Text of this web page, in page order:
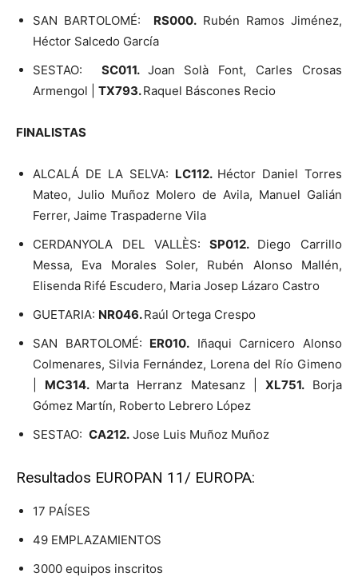
SAN BARTOLOMÉ: RS000. Rubén Ramos Jiménez,
Héctor Salcedo García
SESTAO: SC011. Joan Solà Font, Carles Crosas
Armengol | TX793.Raquel Báscones Recio
FINALISTAS
ALCALÁ DE LA SELVA: LC112. Héctor Daniel Torres
Mateo, Julio Muñoz Molero de Avila, Manuel Galián
Ferrer, Jaime Traspaderne Vila
CERDANYOLA DEL VALLÈS:SP012. Diego Carrillo
Messa, Eva Morales Soler, Rubén Alonso Mallén,
Elisenda Rifé Escudero, Maria Josep Lázaro Castro
GUETARIA: NR046.Raúl Ortega Crespo
SAN BARTOLOMÉ: ER010. Iñaqui Carnicero Alonso
Colmenares, Silvia Fernández, Lorena del Río Gimeno
MC314. Marta Herranz Matesanz | XL751.Borja
Gómez Martín, Roberto Lebrero López
SESTAO: CA212. Jose Luis Muñoz Muñoz
Resultados EUROPAN 11/ EUROPA:
17 PAÍSES
49 EMPLAZAMIENTOS
3000 equipos inscritos